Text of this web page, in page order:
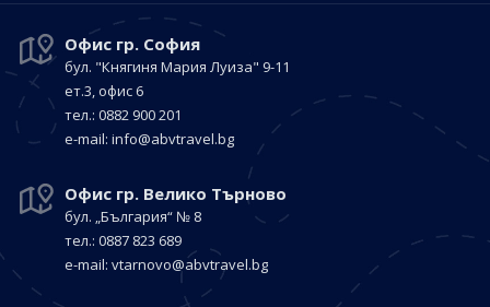
Офис гр. София
бул. "Княгиня Мария Луиза" 9-11
ет.3, офис 6
тел.: 0882 900 201
е-mail: info@abvtravel.bg
Офис гр. Велико Търново
бул. „България“ № 8
тел.: 0887 823 689
е-mail: vtarnovo@abvtravel.bg